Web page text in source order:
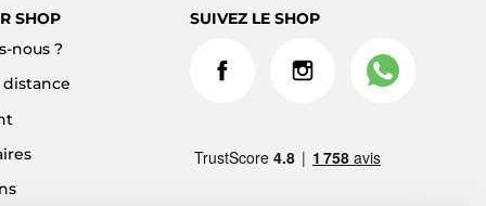
SHOP
nous ?
distance
SUIVEZ LE SHOP